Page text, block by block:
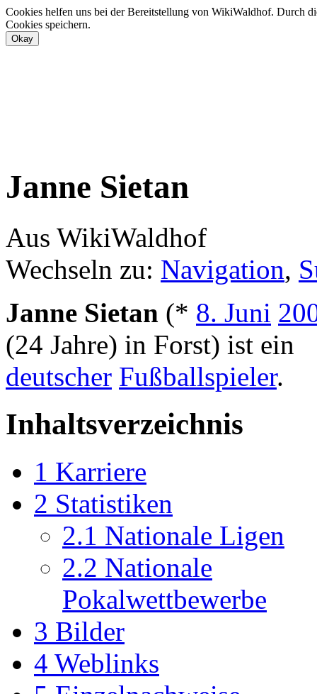
Cookies helfen uns bei der Bereitstellung von WikiWaldhof. Durch
Cookies speichern.
Janne Sietan
Aus WikiWaldhof
Wechseln zu: Navigation,
Janne Sietan (* 8. Juni
(24 Jahre) in Forst) ist ein
deutscher Fußballspieler.
Inhaltsverzeichnis
1 Karriere
2 Statistiken
2.1 Nationale Ligen
2.2 Nationale
Pokalwettbewerbe
3 Bilder
4 Weblinks